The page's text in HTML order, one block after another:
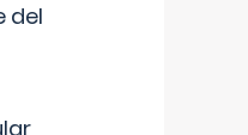
del